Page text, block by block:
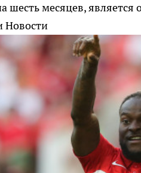
шесть месяцев,
Новости